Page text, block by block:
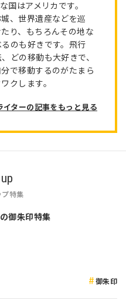
国はアメリカです。
、世界遺産などを巡
り、もちろんその地な
のも好きです。飛行
どの移動も大好きで、
で移動するのがたまら
クします。
イターの記事をもっと見る
プ特集
御朱印特集
御朱印